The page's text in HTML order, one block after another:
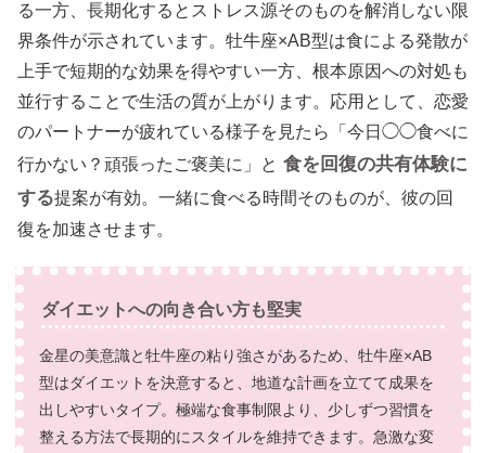
る一方、長期化するとストレス源そのものを解消しない限
界条件が示されています。牡牛座×AB型は食による発散が
上手で短期的な効果を得やすい一方、根本原因への対処も
並行することで生活の質が上がります。応用として、恋愛
のパートナーが疲れている様子を見たら「今日◯◯食べに
行かない？頑張ったご褒美に」と 食を回復の共有体験に
する提案が有効。一緒に食べる時間そのものが、彼の回
復を加速させます。
ダイエットへの向き合い方も堅実
金星の美意識と牡牛座の粘り強さがあるため、牡牛座×AB
型はダイエットを決意すると、地道な計画を立てて成果を
出しやすいタイプ。極端な食事制限より、少しずつ習慣を
整える方法で長期的にスタイルを維持できます。急激な変